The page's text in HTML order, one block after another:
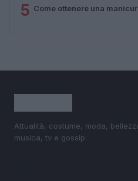
5 Come ottenere una
Attualità, costume, moda,
musica, tv e gossip.